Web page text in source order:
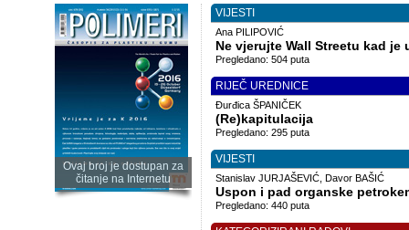
Ovaj broj je dostupan za
čitanje na Internetu
VIJESTI
Ana PILIPOVIĆ
Ne vjerujte Wall Streetu kad
Pregledano: 504 puta
RIJEČ UREDNICE
Đurđica ŠPANIČEK
(Re)kapitulacija
Pregledano: 295 puta
VIJESTI
Stanislav JURJAŠEVIĆ, Davor BAŠIĆ
Uspon i pad organske
Pregledano: 440 puta